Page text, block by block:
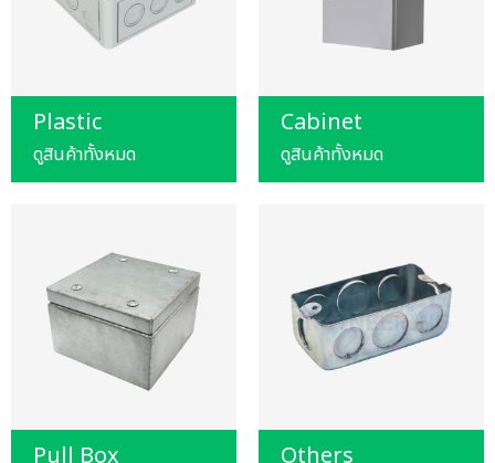
Plastic
ดูสินค้าทั้งหมด
Cabinet
ดูสินค้าทั้งหมด
Pull Box Others